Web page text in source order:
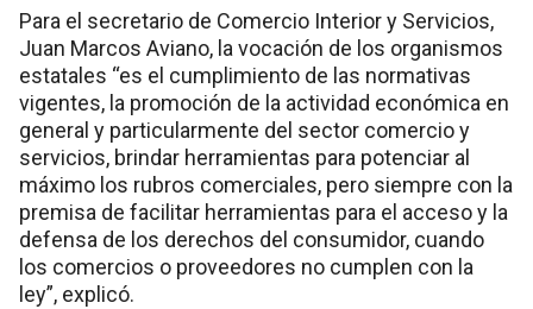
Para el secretario de Comercio Interior y Servicios,
Juan Marcos Aviano, la vocación de los organismos
estatales “es el cumplimiento de las normativas
vigentes, la promoción de la actividad económica en
general y particularmente del sector comercio y
servicios, brindar herramientas para potenciar al
máximo los rubros comerciales, pero siempre con la
premisa de facilitar herramientas para el acceso y la
defensa de los derechos del consumidor, cuando
los comercios o proveedores no cumplen con la
ley”, explicó.